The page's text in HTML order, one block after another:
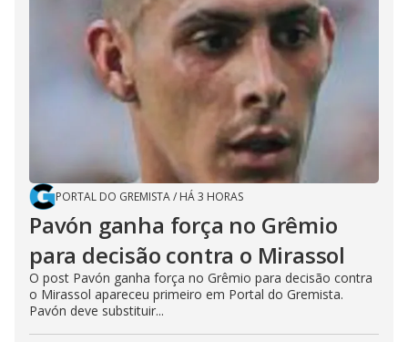
PORTAL DO GREMISTA/ HÁ 3 HORAS
Pavón ganha força no Grêmio
para decisão contra o Mirassol
O post Pavón ganha força no Grêmio para decisão contra
o Mirassol apareceu primeiro em Portal do Gremista.
Pavón deve substituir...